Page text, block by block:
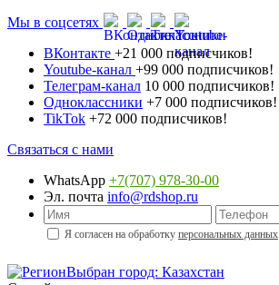
Мы в соцсетях
ВКонтакте +21 000 подписчиков!
Youtube-канал +99 000 подписчиков!
Телеграм-канал 10 000 подписчиков!
Одноклассники +7 000 подписчиков!
TikTok +72 000 подписчиков!
Связаться с нами
WhatsApp +7(707) 978-30-00
Эл. почта info@rdshop.ru
Я согласен на обработку персональных данных
Выбран город: Казахстан